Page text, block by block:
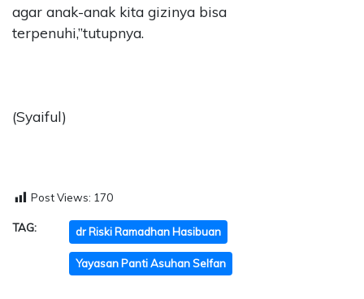
agar anak-anak kita gizinya bisa
terpenuhi,”tutupnya.
(Syaiful)
Post Views: 170
TAG: dr Riski Ramadhan Hasibuan
Yayasan Panti Asuhan Selfan